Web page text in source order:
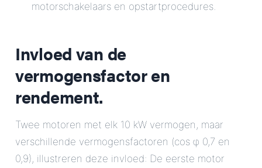
motorschakelaars en opstartprocedures.
Invloed van de
vermogensfactor en
rendement.
Twee motoren met elk 10 kW vermogen, maar
verschillende vermogensfactoren (cos φ 0,7 en
0,9), illustreren deze invloed: De eerste motor